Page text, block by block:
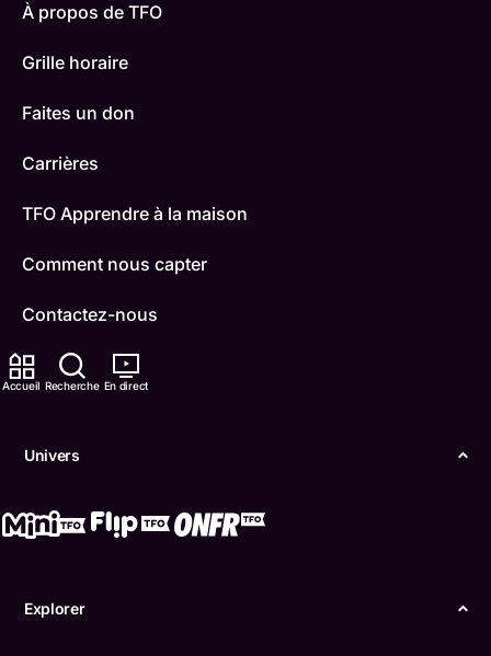
Accueil Recherche En direct
Univers
Explorer
À propos de TFO
Grille horaire
Faites un don
Carrières
TFO Apprendre à la maison
Comment nous capter
Contactez-nous
ONFR
Boukili
Conditions d'utilisation
Confidentialité